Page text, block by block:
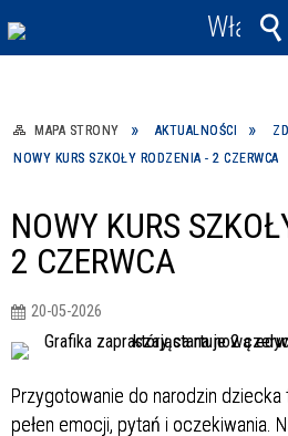
MAPA STRONY AKTUALNOŚCI
NOWY KURS SZKOŁY RODZENIA - 2 CZERWCA
NOWY KURS
2 CZERWCA
20-05-2026
Przygotowanie do narodzin
pełen emocji, pytań i oczekiwania.
Włącz